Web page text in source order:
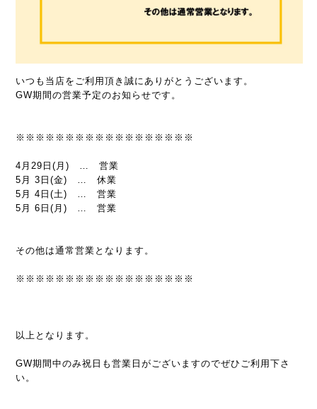
いつも当店をご利用頂き誠にありがとうございます。
GW期間の営業予定のお知らせです。
※※※※※※※※※※※※※※※※※※
4月29日(月) … 営業
5月 3日(金) … 休業
5月 4日(土) … 営業
5月 6日(月) … 営業
その他は通常営業となります。
※※※※※※※※※※※※※※※※※※
以上となります。
GW期間中のみ祝日も営業日がございますのでぜひご利用下さ
い。